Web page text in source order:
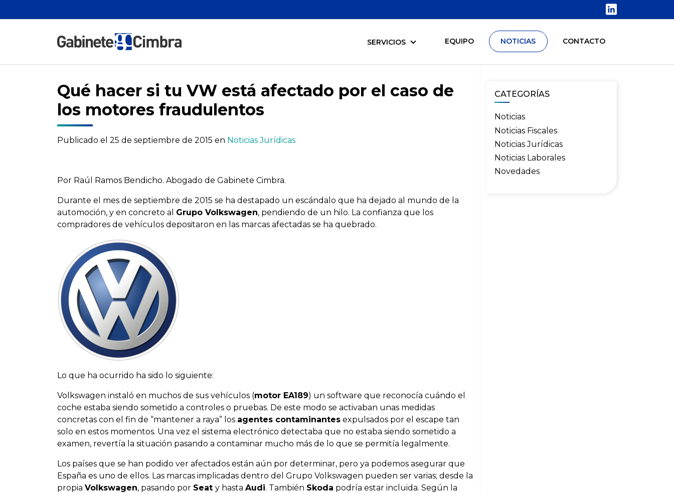
LINKEDIN
SERVICIOS EQUIPO NOTICIAS CONTACTO
Qué hacer si tu VW está afectado por el caso de
los motores fraudulentos
Publicado el 25 de septiembre de 2015 en Noticias Jurídicas
Por Raúl Ramos Bendicho. Abogado de Gabinete Cimbra.
Durante el mes de septiembre de 2015 se ha destapado un escándalo que ha dejado al mundo de la
automoción, y en concreto al Grupo Volkswagen, pendiendo de un hilo. La confianza que los
compradores de vehículos depositaron en las marcas afectadas se ha quebrado.
Lo que ha ocurrido ha sido lo siguiente:
Volkswagen instaló en muchos de sus vehículos (motor EA189) un software que reconocía cuándo el
coche estaba siendo sometido a controles o pruebas. De este modo se activaban unas medidas
concretas con el fin de “mantener a raya” los agentes contaminantes expulsados por el escape tan
solo en estos momentos. Una vez el sistema electrónico detectaba que no estaba siendo sometido a
examen, revertía la situación pasando a contaminar mucho más de lo que se permitía legalmente.
Los países que se han podido ver afectados están aún por determinar, pero ya podemos asegurar que
España es uno de ellos. Las marcas implicadas dentro del Grupo Volkswagen pueden ser varias; desde la
propia Volkswagen, pasando por Seat y hasta Audi. También Skoda podría estar incluida. Según la
CATEGORÍAS
Noticias
Noticias Fiscales
Noticias Jurídicas
Noticias Laborales
Novedades